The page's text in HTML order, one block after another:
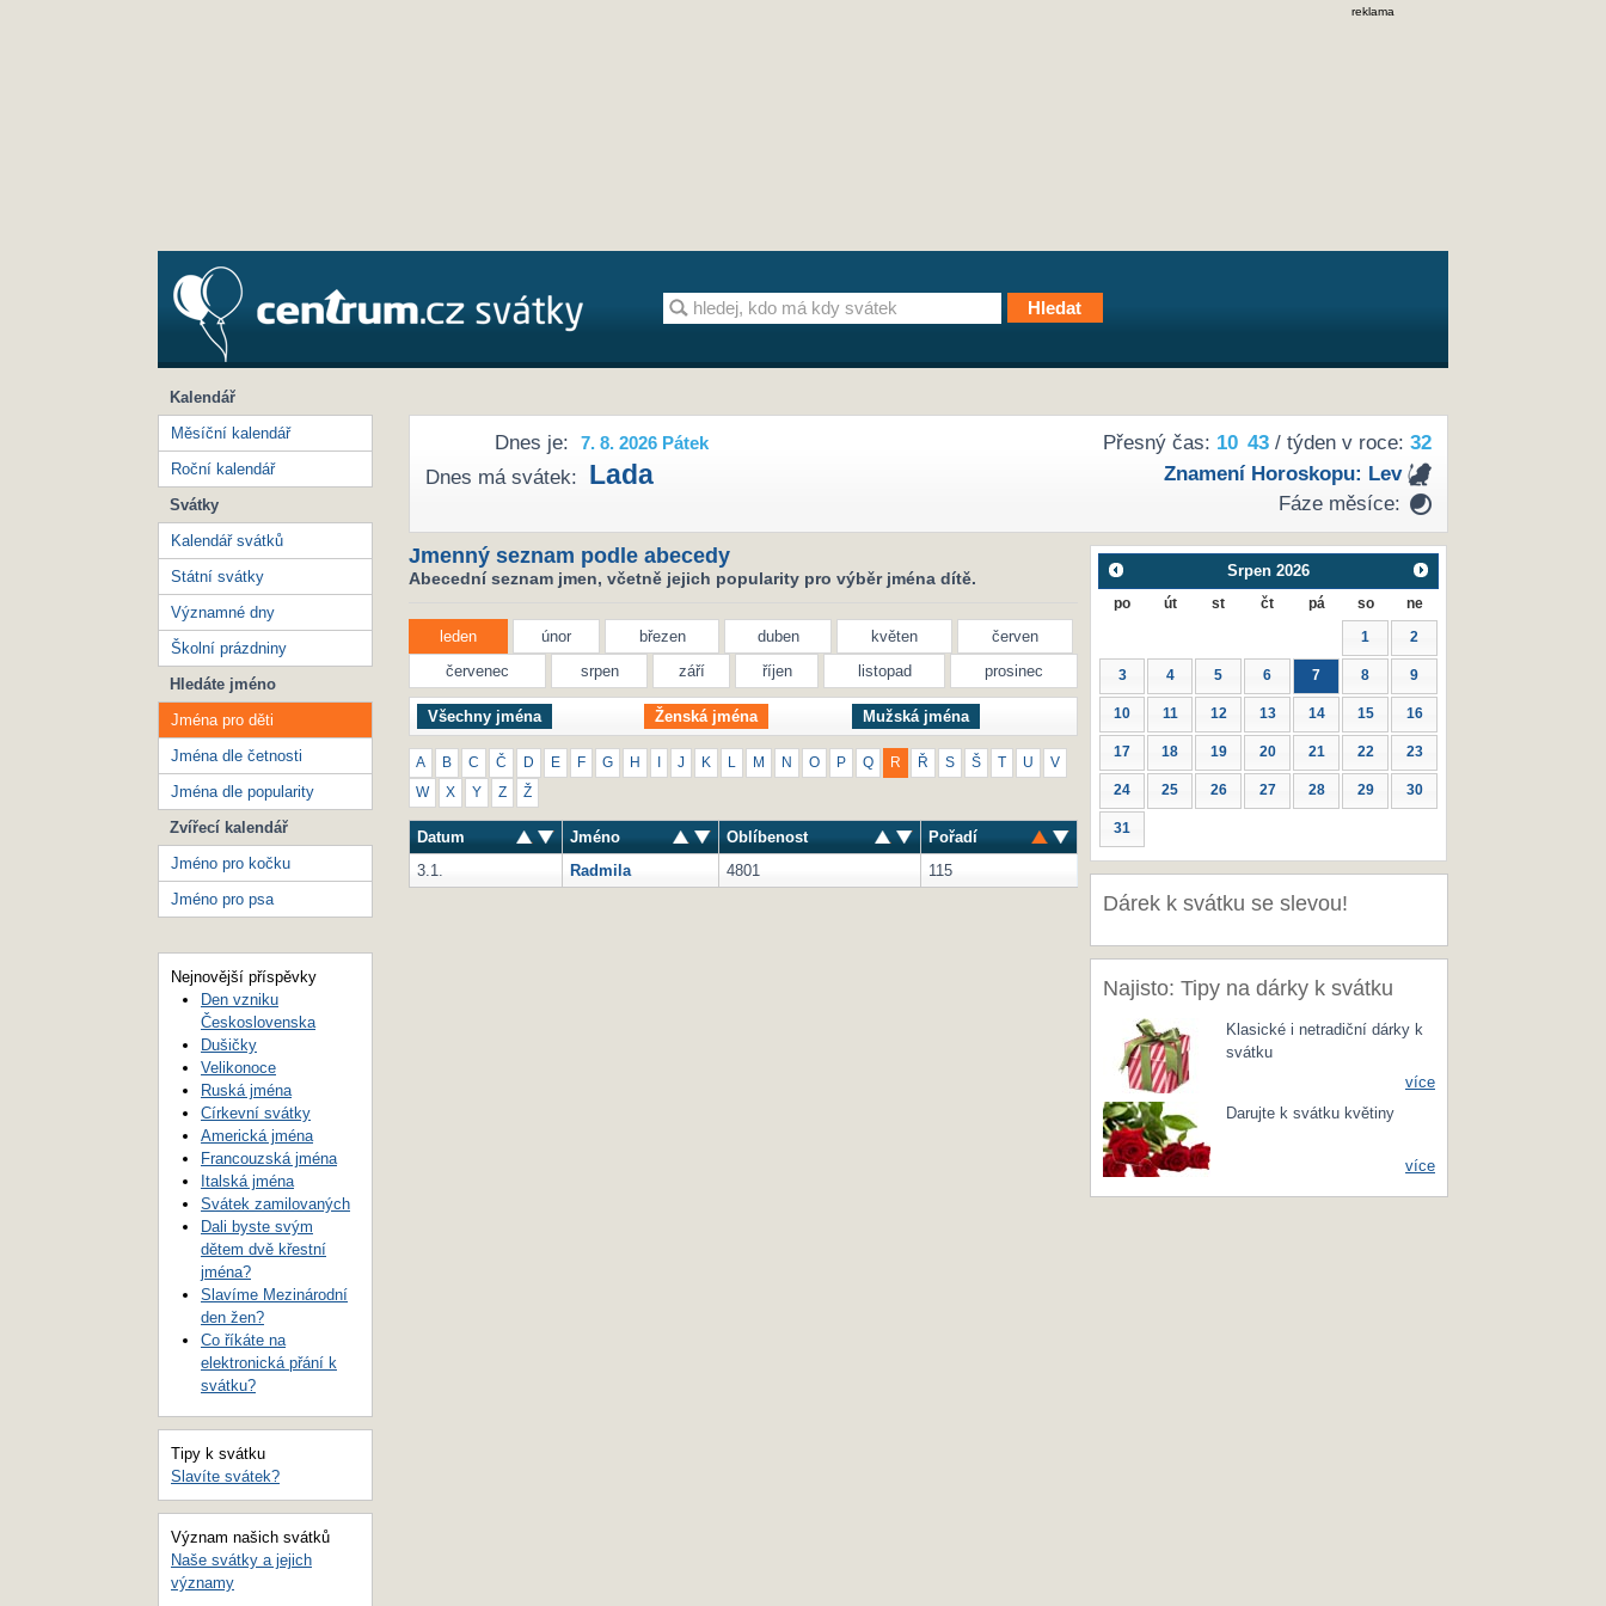
reklama
Přesný čas: 10 43/ týden v roce: 32
Znamení Horoskopu: Lev
Fáze měsíce:
Dnes je: 7. 8. 2026 Pátek
Dnes má svátek: Lada
Jmenný seznam podle abecedy
Abecední seznam jmen, včetně jejich popularity pro výběr jména dítě.
leden únor březen duben květen
červen
červenec
srpen září říjen listopad prosinec
Všechny jména Ženská jména Mužská jména
A B C Č D E F G H J K M N O P Q R Ř S Š U V
W X Y Z Ž
Datum Jméno Oblíbenost
Pořadí
3.1.
Radmila 4801 115
Srpen 2026
po út st čt pá so ne
1 2
3 4 5 6 7 8 9
10 11 12 13 14 15 16
17 18 19 20 21 22 23
24 25 26 27 28 29 30
31
Dárek k svátku se slevou!
Najisto: Tipy na dárky k svátku
Klasické i netradiční dárky k
svátku
více
Darujte k svátku květiny
více
Kalendář
Měsíční kalendář
Roční kalendář
Svátky
Kalendář svátků
Státní svátky
Významné dny
Školní prázdniny
Hledáte jméno
Jména pro děti
Jména dle četnosti
Jména dle popularity
Zvířecí kalendář
Jméno pro kočku
Jméno pro psa
Nejnovější příspěvky
Den vzniku
Československa
Dušičky
Velikonoce
Ruská jména
Církevní svátky
Americká jména
Francouzská jména
Italská jména
Svátek zamilovaných
Dali byste svým
dětem dvě křestní
jména?
Slavíme Mezinárodní
den žen?
Co říkáte na
elektronická přání k
svátku?
Tipy k svátku
Slavíte svátek?
Význam našich svátků
Naše svátky a jejich
významy